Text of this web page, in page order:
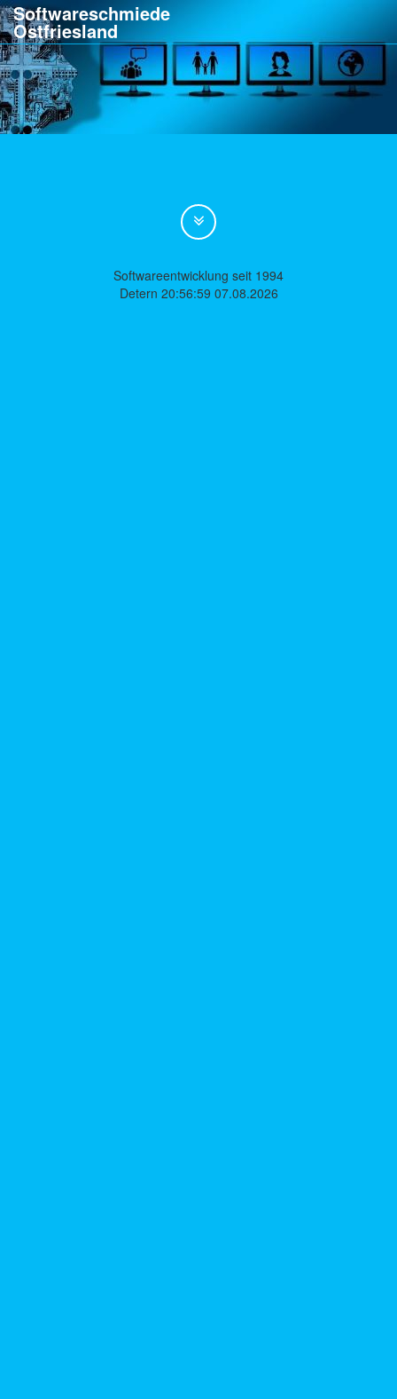
Softwareschmiede
Ostfriesland
Softwareentwicklung seit 1994
Detern 20:56:59 07.08.2026